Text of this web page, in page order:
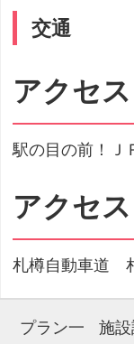
交通
アクセス
駅の目の前！Ｊ
アクセス
札樽自動車道
プラン一
施